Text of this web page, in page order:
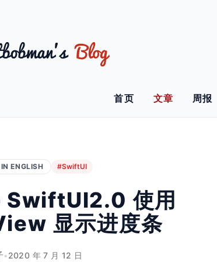
首页 文章 周报
ENGLISH #SwiftUI
使用
显示进度条
•2020 年 7 月 12 日